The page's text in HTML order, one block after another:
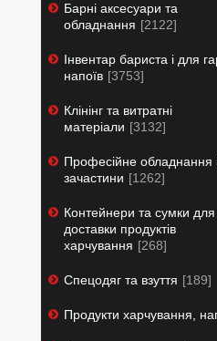
Барні аксесуари та
обладнання
2122
Інвентар бариста і для
напоїв 3753
Клінінг та витратні
матеріали
3132
Професійне обладнання
зачастини
1262
Контейнери та сумки для
доставки продуктів
харчування
268
Спецодяг та взуття 189
Продукти харчування,